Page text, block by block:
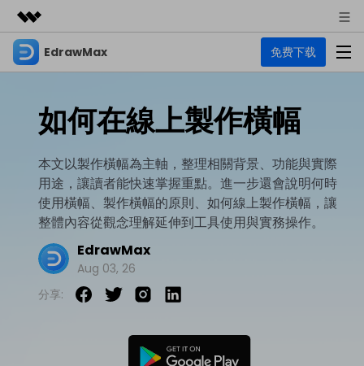
精選產品
實用工具
關於我們
新聞中心
EdrawMax 免费下载
EdrawMax
EdrawMind
EdrawProj
專業的甘特圖工具
圖表
商業用途
流程圖
技術用途
UML
資源
資源範本
EdrawMax 社區
文章内容
教程
EdrawMax 教程 > EdrawMind 教程 >
EdrawMax EdrawMind
如何在線上製作橫幅
本文以製作橫幅為主軸，整理相關背景、功能與實際
用途，讓讀者能快速掌握重點。進一步還會說明何時
使用橫幅、製作橫幅的原則、如何線上製作橫幅，讓
整體內容從觀念理解延伸到工具使用與實務操作。
EdrawMax
Aug 03, 26
分享: